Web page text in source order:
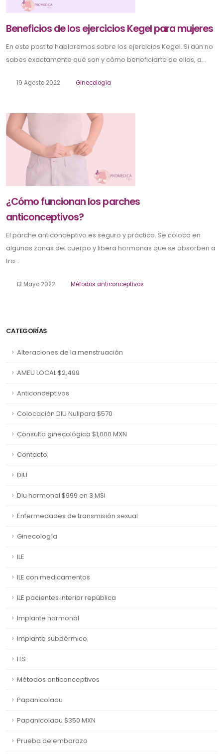
CATEGORÍAS
Alteraciones de la menstruación
AMEU LOCAL $2,499
Anticonceptivos
Colocación DIU Nulipara $570
Consulta ginecológica $1,000 MXN
Contacto
DIU
Diu hormonal $999 en 3 MSI
Enfermedades de transmisión sexual
Ginecología
ILE
ILE con medicamentos
ILE pacientes interior república
Implante hormonal
Implante subdérmico
ITS
Métodos anticonceptivos
Papanicolaou
Papanicolaou $350 MXN
Prueba de embarazo
Beneficios de los ejercicios Kegel para mujeres
En este post te hablaremos sobre los ejercicios Kegel. Si aún no
sabes exactamente qué son y cómo beneficiarte de ellos, a...
19 Agosto 2022 Ginecología
¿Cómo funcionan los parches
anticonceptivos?
El parche anticonceptivo es seguro y práctico. Se coloca en
algunas zonas del cuerpo y libera hormonas que se absorben a
tra...
13 Mayo 2022 Métodos anticonceptivos